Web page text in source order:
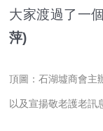
大家渡過了一
萍)
頂圖：石湖墟商會主
以及宣揚敬老護老訊